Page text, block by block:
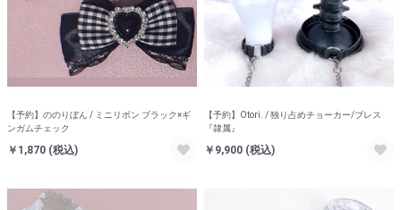
【予約】ののりぼん / ミニリボン ブラック×ギ
ンガムチェック
￥1,870 (税込)
【予約】Otori. / 独り占めチョーカー/ブレス
『隷属』
￥9,900 (税込)